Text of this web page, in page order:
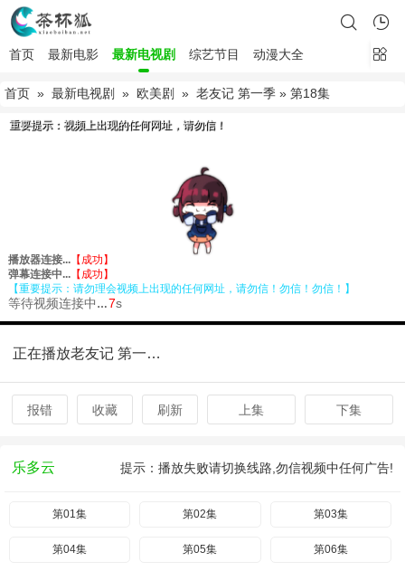
首页 最新电影 最新电视剧 综艺节目 动漫大全
首页 » 最新电视剧 » 欧美剧 » 老友记 第一季 » 第18集
正在播放老友记 第一季第18集
报错 收藏 刷新 上集 下集
乐多云 提示：播放失败请切换线路,勿信视频中任何广告!
第01集 第02集 第03集
第04集 第05集 第06集